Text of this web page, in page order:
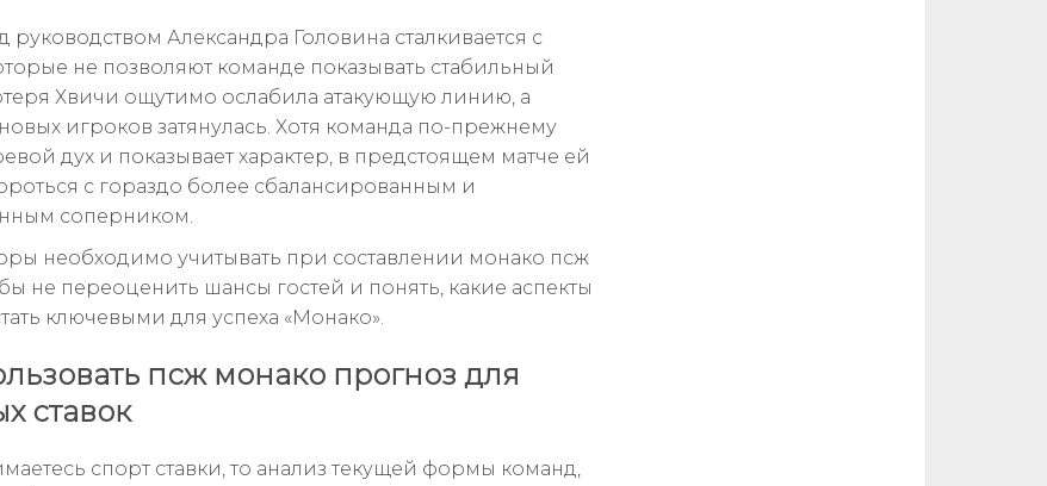
руководством Александра Головина сталкивается с
не позволяют команде показывать стабильный
Хвичи ощутимо ослабила атакующую линию, а
игроков затянулась. Хотя команда по-прежнему
дух и показывает характер, в предстоящем матче ей
с гораздо более сбалансированным и
соперником.
необходимо учитывать при составлении монако псж
не переоценить шансы гостей и понять, какие аспекты
ключевыми для успеха «Монако».
псж монако прогноз для
ставок
спорт ставки, то анализ текущей формы команд,